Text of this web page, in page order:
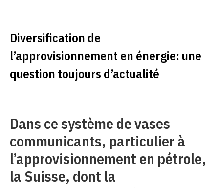
Diversification de
l’approvisionnement en énergie: une
question toujours d’actualité
Dans ce système de vases
communicants, particulier à
l’approvisionnement en pétrole,
la Suisse, dont la